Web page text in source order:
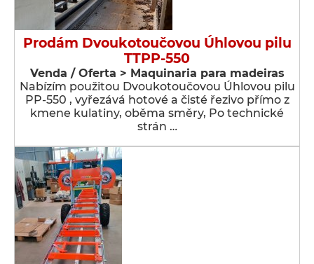
Prodám Dvoukotoučovou Úhlovou pilu
TTPP-550
Venda / Oferta > Maquinaria para madeiras
Nabízím použitou Dvoukotoučovou Úhlovou pilu
PP-550 , vyřezává hotové a čisté řezivo přímo z
kmene kulatiny, oběma směry, Po technické
strán …